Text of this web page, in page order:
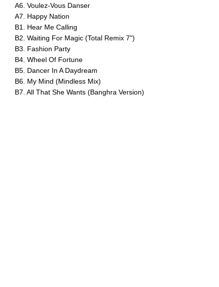
A6. Voulez-Vous Danser
A7. Happy Nation
B1. Hear Me Calling
B2. Waiting For Magic (Total Remix 7")
B3. Fashion Party
B4. Wheel Of Fortune
B5. Dancer In A Daydream
B6. My Mind (Mindless Mix)
B7. All That She Wants (Banghra Version)